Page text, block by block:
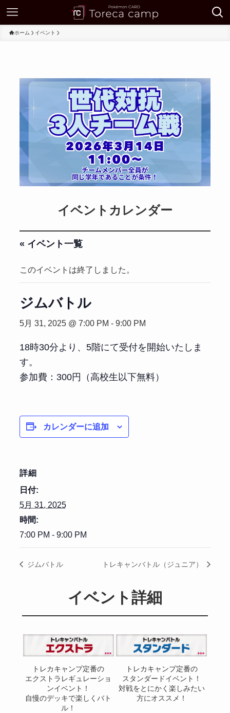
ホーム イベント
イベントカレンダー
« イベント一覧
このイベントは終了しました。
ジムバトル
5月 31, 2025 @ 7:00 PM - 9:00 PM
18時30分より、5階にて受付を開始いたしま
す。
参加費：300円（高校生以下無料）
カレンダーに追加
詳細
日付:
5月 31, 2025
時間:
7:00 PM - 9:00 PM
ジムバトル トレキャンバトル（ジュニア）
イベント詳細
トレカキャンプ定番の
エクストラレギュレーショ
ンイベント！
自慢のデッキで楽しくバト
ル！
トレカキャンプ定番の
スタンダードイベント！
対戦をとにかく楽しみたい
方にオススメ！